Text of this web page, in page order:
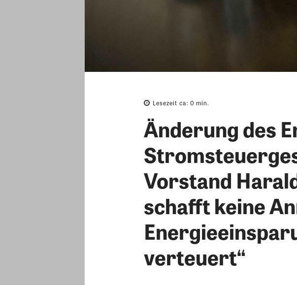
Lesezeit ca: 0 min.
Änderung des
Vorstand
schafft keine
verteuert“